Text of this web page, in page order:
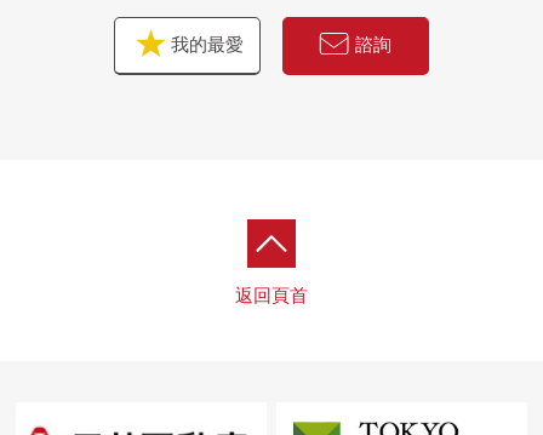
我的最愛 諮詢
返回頁首